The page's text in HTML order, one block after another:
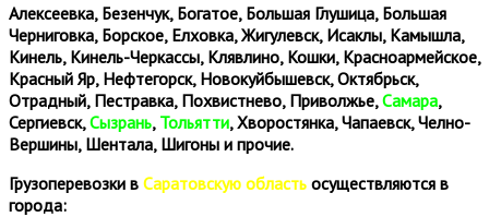
Алексеевка, Безенчук, Богатое, Большая Глушица, Большая
Черниговка, Борское, Елховка, Жигулевск, Исаклы, Камышла,
Кинель, Кинель-Черкассы, Клявлино, Кошки, Красноармейское,
Красный Яр, Нефтегорск, Новокуйбышевск, Октябрьск,
Отрадный, Пестравка, Похвистнево, Приволжье,Самара,
Сергиевск,Сызрань, Тольятти, Хворостянка, Чапаевск, Челно-
Вершины, Шентала, Шигоны и прочие.
Грузоперевозки в Саратовскую область осуществляются в
города: